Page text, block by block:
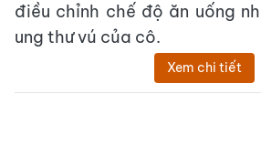
điều chỉnh chế độ ăn uống
ung thư vú của cô.
Xem chi tiết